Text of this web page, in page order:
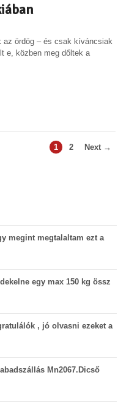
az ördög – és csak kíváncsiak
e, közben meg dőltek a
1 2 Next →
megint megtalaltam ezt a
egy max 150 kg össz
, jó olvasni ezeket a
Mn2067.Dicső